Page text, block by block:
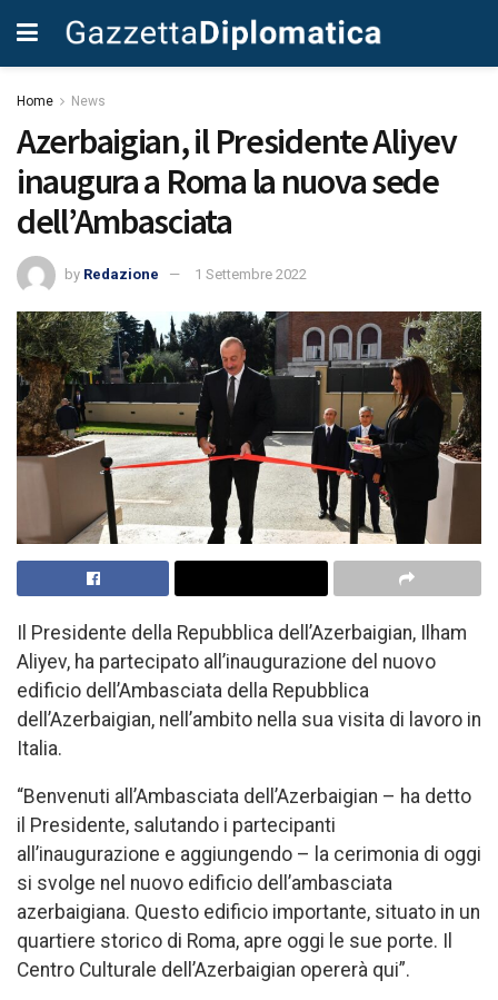
Home News
Azerbaigian, il Presidente Aliyev
inaugura a Roma la nuova sede
dell’Ambasciata
by Redazione 1 Settembre 2022
Il Presidente della Repubblica dell’Azerbaigian, Ilham
Aliyev, ha partecipato all’inaugurazione del nuovo
edificio dell’Ambasciata della Repubblica
dell’Azerbaigian, nell’ambito nella sua visita di lavoro in
Italia.
“Benvenuti all’Ambasciata dell’Azerbaigian – ha detto
il Presidente, salutando i partecipanti
all’inaugurazione e aggiungendo – la cerimonia di oggi
si svolge nel nuovo edificio dell’ambasciata
azerbaigiana. Questo edificio importante, situato in un
quartiere storico di Roma, apre oggi le sue porte. Il
Centro Culturale dell’Azerbaigian opererà qui”.